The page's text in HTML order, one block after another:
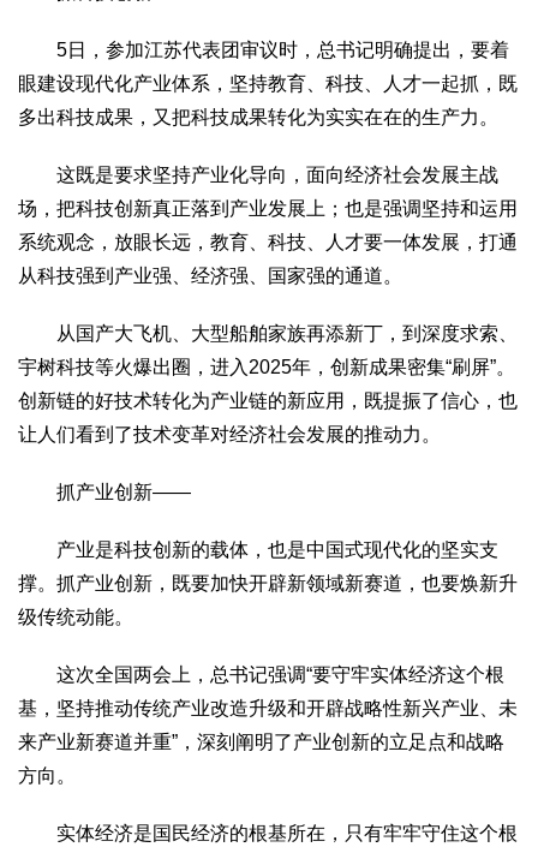
5日，参加江苏代表团审议时，总书记明确提出，要着
眼建设现代化产业体系，坚持教育、科技、人才一起抓，既
多出科技成果，又把科技成果转化为实实在在的生产力。
这既是要求坚持产业化导向，面向经济社会发展主战
场，把科技创新真正落到产业发展上；也是强调坚持和运用
系统观念，放眼长远，教育、科技、人才要一体发展，打通
从科技强到产业强、经济强、国家强的通道。
从国产大飞机、大型船舶家族再添新丁，到深度求索、
宇树科技等火爆出圈，进入2025年，创新成果密集“刷屏”。
创新链的好技术转化为产业链的新应用，既提振了信心，也
让人们看到了技术变革对经济社会发展的推动力。
抓产业创新——
产业是科技创新的载体，也是中国式现代化的坚实支
撑。抓产业创新，既要加快开辟新领域新赛道，也要焕新升
级传统动能。
这次全国两会上，总书记强调“要守牢实体经济这个根
基，坚持推动传统产业改造升级和开辟战略性新兴产业、未
来产业新赛道并重”，深刻阐明了产业创新的立足点和战略
方向。
实体经济是国民经济的根基所在，只有牢牢守住这个根